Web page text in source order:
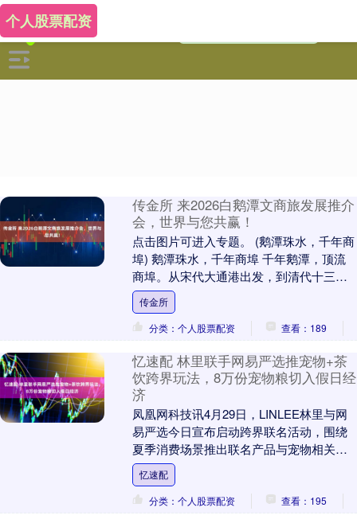
个人股票配资
传金所 来2026白鹅潭文商旅发展推介
会，世界与您共赢！
点击图片可进入专题。 (鹅潭珠水，千年商
埠) 鹅潭珠水，千年商埠 千年鹅潭，顶流
商埠。从宋代大通港出发，到清代十三行
靠岸，白鹅潭畔珠水悠悠，客如轮转，银
山珠海汇....
传金所
分类：个人股票配资
查看：189
忆速配 林里联手网易严选推宠物+茶
饮跨界玩法，8万份宠物粮切入假日经
济
凤凰网科技讯4月29日，LINLEE林里与网
易严选今日宣布启动跨界联名活动，围绕
夏季消费场景推出联名产品与宠物相关周
边，活动周期持续至5月5日，覆盖“五一”假
期....
忆速配
分类：个人股票配资
查看：195